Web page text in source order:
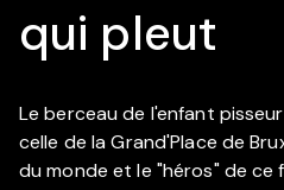
qui pleut
Le berceau de l'enfant
celle de la Grand'Place de
du monde et le "héros" de ce